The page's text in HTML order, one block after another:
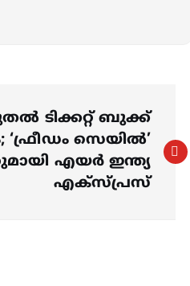
ടിക്കറ്റ് ബുക്ക്
‘ഫ്രീഡം സെയിൽ’
എയർ ഇന്ത്യ
എക്‌സ്പ്രസ്